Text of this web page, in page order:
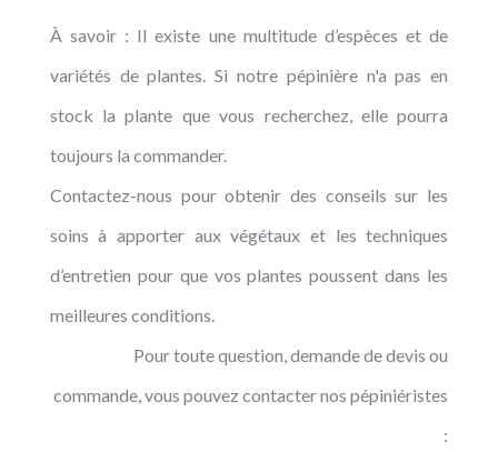
À savoir : Il existe une multitude d’espèces et de
variétés de plantes. Si notre pépinière n'a pas en
stock la plante que vous recherchez, elle pourra
toujours la commander.
Contactez-nous pour obtenir des conseils sur les
soins à apporter aux végétaux et les techniques
d’entretien pour que vos plantes poussent dans les
meilleures conditions.
Pour toute question, demande de devis ou
commande, vous pouvez contacter nos pépiniéristes
: